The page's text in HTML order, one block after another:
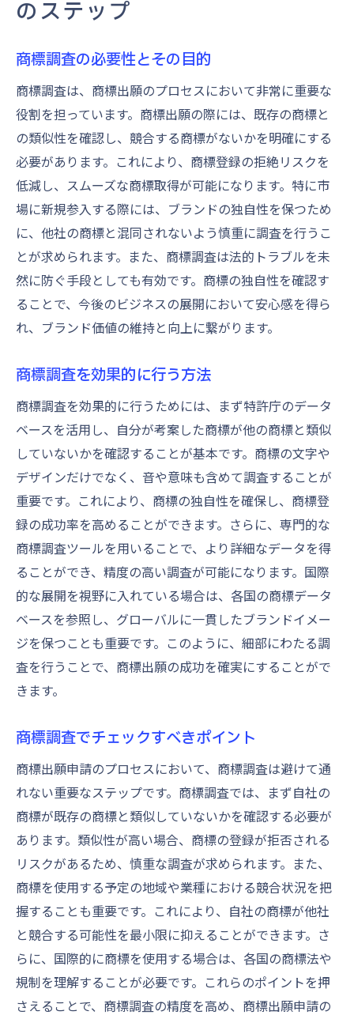
のステップ
商標調査の必要性とその目的
商標調査は、商標出願のプロセスにおいて非常に重要な
役割を担っています。商標出願の際には、既存の商標と
の類似性を確認し、競合する商標がないかを明確にする
必要があります。これにより、商標登録の拒絶リスクを
低減し、スムーズな商標取得が可能になります。特に市
場に新規参入する際には、ブランドの独自性を保つため
に、他社の商標と混同されないよう慎重に調査を行うこ
とが求められます。また、商標調査は法的トラブルを未
然に防ぐ手段としても有効です。商標の独自性を確認す
ることで、今後のビジネスの展開において安心感を得ら
れ、ブランド価値の維持と向上に繋がります。
商標調査を効果的に行う方法
商標調査を効果的に行うためには、まず特許庁のデータ
ベースを活用し、自分が考案した商標が他の商標と類似
していないかを確認することが基本です。商標の文字や
デザインだけでなく、音や意味も含めて調査することが
重要です。これにより、商標の独自性を確保し、商標登
録の成功率を高めることができます。さらに、専門的な
商標調査ツールを用いることで、より詳細なデータを得
ることができ、精度の高い調査が可能になります。国際
的な展開を視野に入れている場合は、各国の商標データ
ベースを参照し、グローバルに一貫したブランドイメー
ジを保つことも重要です。このように、細部にわたる調
査を行うことで、商標出願の成功を確実にすることがで
きます。
商標調査でチェックすべきポイント
商標出願申請のプロセスにおいて、商標調査は避けて通
れない重要なステップです。商標調査では、まず自社の
商標が既存の商標と類似していないかを確認する必要が
あります。類似性が高い場合、商標の登録が拒否される
リスクがあるため、慎重な調査が求められます。また、
商標を使用する予定の地域や業種における競合状況を把
握することも重要です。これにより、自社の商標が他社
と競合する可能性を最小限に抑えることができます。さ
らに、国際的に商標を使用する場合は、各国の商標法や
規制を理解することが必要です。これらのポイントを押
さえることで、商標調査の精度を高め、商標出願申請の